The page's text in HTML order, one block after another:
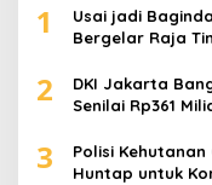
1
Usai jadi
Bergelar Raja
2
DKI Jakarta
Senilai Rp361
3
Polisi
Huntap untuk